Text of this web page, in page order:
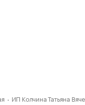
ИП Колчина Татьяна